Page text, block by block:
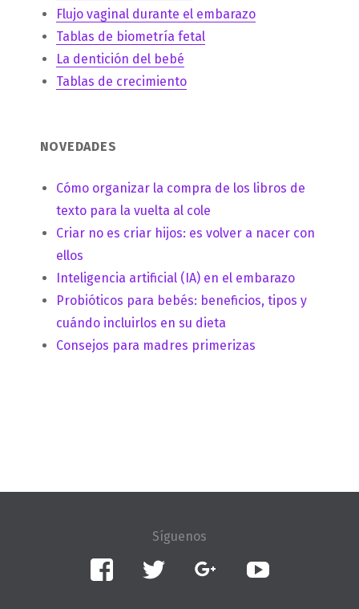
Flujo vaginal durante el embarazo
Tablas de biometría fetal
La dentición del bebé
Tablas de crecimiento
NOVEDADES
Cómo organizar la compra de los libros de
texto para la vuelta al cole
Criar no es criar hijos: es volver a nacer con
ellos
Inteligencia artificial (IA) en el embarazo
Probióticos para bebés: beneficios, tipos y
cuándo incluirlos en su dieta
Consejos para madres primerizas
Facebook Twitter Google+